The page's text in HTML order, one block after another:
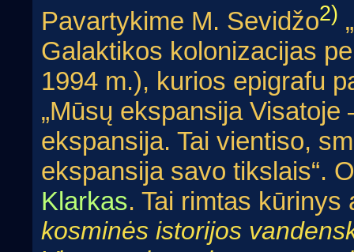
Pavartykime M. Sevidžo2)
Galaktikos kolonizacijas
1994 m.), kurios epigrafu
„Mūsų ekspansija
ekspansija. Tai vientiso,
ekspansija savo tikslais“.
Klarkas. Tai rimtas kūrinys
kosminės istorijos